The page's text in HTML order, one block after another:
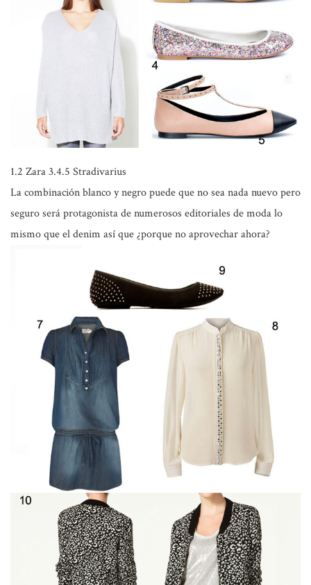
1.2 Zara 3.4.5 Stradivarius
La combinaciónblanco y negropuede que no sea nada nuevo pero
seguro será protagonista de numerosos editoriales de moda lo
mismo que el denim así que¿porque no aprovechar ahora?